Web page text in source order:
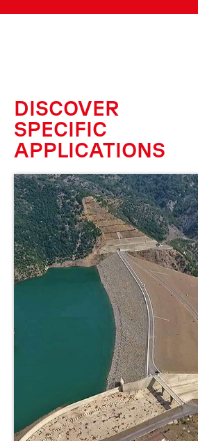
DISCOVER
SPECIFIC
APPLICATIONS